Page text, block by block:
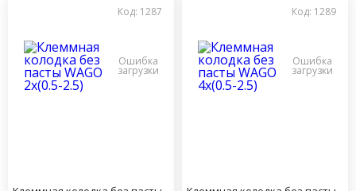
Код: 1287 Код: 1289